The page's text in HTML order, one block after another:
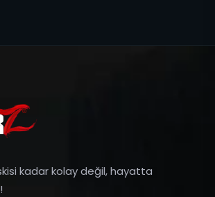
kadar kolay değil, hayatta